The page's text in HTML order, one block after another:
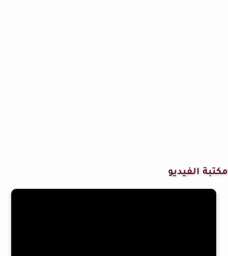
مكتبة الفيديو